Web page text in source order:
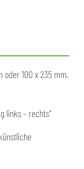
oder 100 x 235 mm,
links – rechts“